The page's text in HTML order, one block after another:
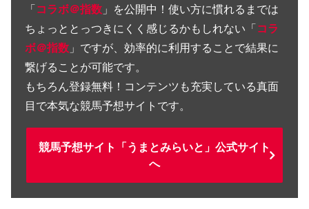
「コラボ＠指数 」を公開中！使い方に慣れるまでは
ちょっととっつきにくく感じるかもしれない「コラ
ボ＠指数 」ですが、効率的に利用することで結果に
繋げることが可能です。
もちろん登録無料！コンテンツも充実している真面
目で本気な競馬予想サイトです。
競馬予想サイト「うまとみらいと」公式サイト
へ